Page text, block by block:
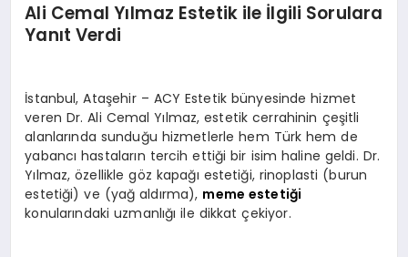
Ali Cemal Yılmaz Estetik ile İlgili Sorulara
Yanıt Verdi
İstanbul, Ataşehir – ACY Estetik bünyesinde hizmet
veren Dr. Ali Cemal Yılmaz, estetik cerrahinin çeşitli
alanlarında sunduğu hizmetlerle hem Türk hem de
yabancı hastaların tercih ettiği bir isim haline geldi. Dr.
Yılmaz, özellikle göz kapağı estetiği, rinoplasti (burun
estetiği) ve (yağ aldırma), meme estetiği
konularındaki uzmanlığı ile dikkat çekiyor.